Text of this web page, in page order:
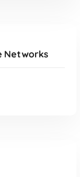
Networks